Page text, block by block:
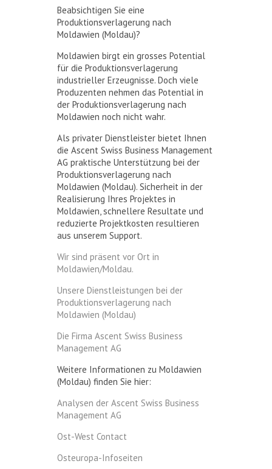
Beabsichtigen Sie eine
Produktionsverlagerung nach
Moldawien (Moldau)?
Moldawien birgt ein grosses Potential
für die Produktionsverlagerung
industrieller Erzeugnisse. Doch viele
Produzenten nehmen das Potential in
der Produktionsverlagerung nach
Moldawien noch nicht wahr.
Als privater Dienstleister bietet Ihnen
die Ascent Swiss Business Management
AG praktische Unterstützung bei der
Produktionsverlagerung nach
Moldawien (Moldau). Sicherheit in der
Realisierung Ihres Projektes in
Moldawien, schnellere Resultate und
reduzierte Projektkosten resultieren
aus unserem Support.
Wir sind präsent vor Ort in
Moldawien/Moldau.
Unsere Dienstleistungen bei der
Produktionsverlagerung nach
Moldawien (Moldau)
Die Firma Ascent Swiss Business
Management AG
Weitere Informationen zu Moldawien
(Moldau) finden Sie hier:
Analysen der Ascent Swiss Business
Management AG
Ost-West Contact
Osteuropa-Infoseiten